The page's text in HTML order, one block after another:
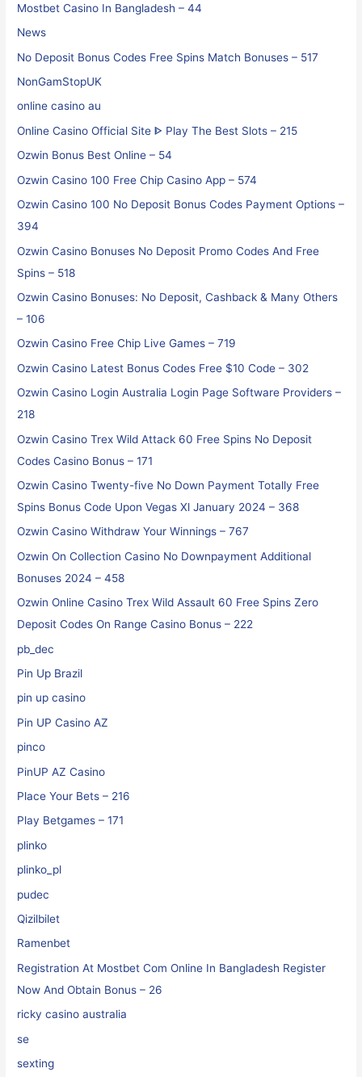
Mostbet Casino In Bangladesh – 44
News
No Deposit Bonus Codes Free Spins Match Bonuses – 517
NonGamStopUK
online casino au
Online Casino Official Site ᐈ Play The Best Slots – 215
Ozwin Bonus Best Online – 54
Ozwin Casino 100 Free Chip Casino App – 574
Ozwin Casino 100 No Deposit Bonus Codes Payment Options –
394
Ozwin Casino Bonuses No Deposit Promo Codes And Free
Spins – 518
Ozwin Casino Bonuses: No Deposit, Cashback & Many Others
– 106
Ozwin Casino Free Chip Live Games – 719
Ozwin Casino Latest Bonus Codes Free $10 Code – 302
Ozwin Casino Login Australia Login Page Software Providers –
218
Ozwin Casino Trex Wild Attack 60 Free Spins No Deposit
Codes Casino Bonus – 171
Ozwin Casino Twenty-five No Down Payment Totally Free
Spins Bonus Code Upon Vegas Xl January 2024 – 368
Ozwin Casino Withdraw Your Winnings – 767
Ozwin On Collection Casino No Downpayment Additional
Bonuses 2024 – 458
Ozwin Online Casino Trex Wild Assault 60 Free Spins Zero
Deposit Codes On Range Casino Bonus – 222
pb_dec
Pin Up Brazil
pin up casino
Pin UP Casino AZ
pinco
PinUP AZ Casino
Place Your Bets – 216
Play Betgames – 171
plinko
plinko_pl
pudec
Qizilbilet
Ramenbet
Registration At Mostbet Com Online In Bangladesh Register
Now And Obtain Bonus – 26
ricky casino australia
se
sexting